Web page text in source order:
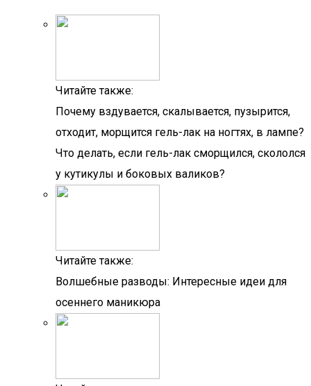
Читайте также:
Почему вздувается, скалывается, пузырится,
отходит, морщится гель-лак на ногтях, в лампе?
Что делать, если гель-лак сморщился, скололся
у кутикулы и боковых валиков?
Читайте также:
Волшебные разводы: Интересные идеи для
осеннего маникюра